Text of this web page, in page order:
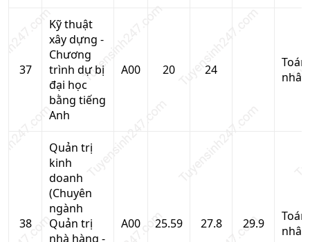
37
Kỹ thuật
xây dựng -
Chương
trình dự bị
đại học
bằng tiếng
Anh
A00 20 24
Toán
38
Quản trị
kinh
doanh
(Chuyên
ngành
Quản trị
nhà hàng -
A00 25.59 27.8 29.9
Toán